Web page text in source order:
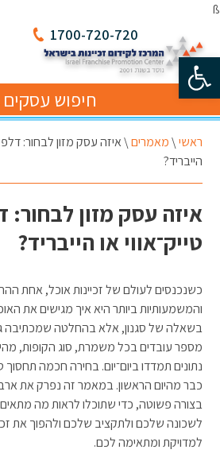
פתח סרגל נגישות
ß
1700-720-720
חיפוש עסקים
ראשי\מאמרים\איזה עסק מזון לבחור:
הייבריד?
איזה עסק מזון לבחור:
טייק־אווי או הייבריד?
כשנכנסים לעולם של זכיינות אוכל, אחת
והמשמעותיות ביותר היא איך מגישים את
בשאלה של סגנון, אלא בהחלטה שמכתיבה
מספר עובדים בכל משמרת, סוג הקופות,
נתונים תמדדו ביום־יום. בחירה חכמה תחסוך
כבר מהיום הראשון. במאמר זה נפרק את
בצורה פשוטה, כדי שתוכלו לראות מה
לשכונה שלכם ולתקציב שלכם ולהפוך את
למדויקת ומתאימה לכם.